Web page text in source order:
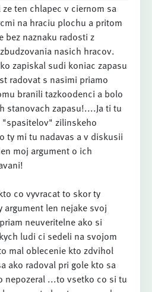
ten chlapec v ciernom sa
na hraciu plochu a pritom
bez naznaku radosti z
nasich hracov.
zapiskal sudi koniac zapasu
radovat s nasimi priamo
branili tazkoodenci a bolo
stanovach zapasu!....Ja ti tu
zilinskeho
ty mi tu nadavas a v diskusii
moj argument o ich
co vyvracat to skor ty
argument len nejake svoj
neuveritelne ako si
ludi ci sedeli na svojom
mal oblecenie kto zdvihol
ako radoval pri gole kto sa
nepozeral ...to vsetko co si tu